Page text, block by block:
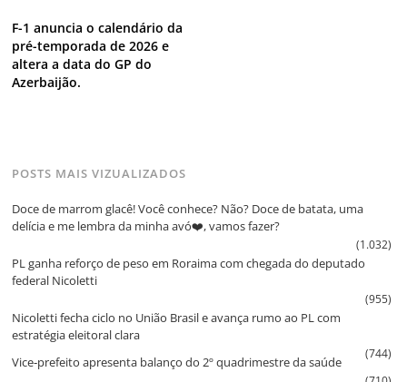
F-1 anuncia o calendário da
pré-temporada de 2026 e
altera a data do GP do
Azerbaijão.
POSTS MAIS VIZUALIZADOS
Doce de marrom glacê! Você conhece? Não? Doce de batata, uma
delícia e me lembra da minha avó❤️, vamos fazer?
(1.032)
PL ganha reforço de peso em Roraima com chegada do deputado
federal Nicoletti
(955)
Nicoletti fecha ciclo no União Brasil e avança rumo ao PL com
estratégia eleitoral clara
(744)
Vice‑prefeito apresenta balanço do 2º quadrimestre da saúde